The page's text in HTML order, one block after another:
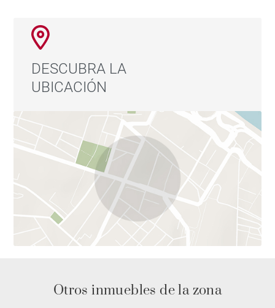
donde encontrará una cuidada selección de pisos
exclusivos en Paseo del Prado, así como consultar
DESCUBRA LA
UBICACIÓN
Otros inmuebles de la zona